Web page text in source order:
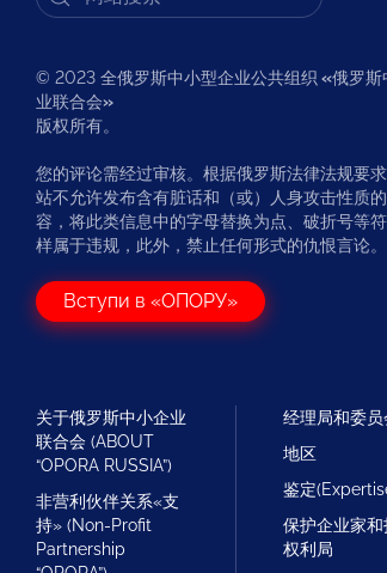
© 2023 全俄罗斯中小型企业公共组织 «俄罗斯
业联合会»
版权所有。
您的评论需经过审核。根据俄罗斯法律法规要
站不允许发布含有脏话和（或）人身攻击性质
容，将此类信息中的字母替换为点、破折号等
样属于违规，此外，禁止任何形式的仇恨言论。
Вступи в «ОПОРУ»
关于俄罗斯中小企业
联合会 (ABOUT
“OPORA RUSSIA”)
非营利伙伴关系«支
持» (Non-Profit
Partnership
经理局和委员
地区
鉴定
保护企业家
权利局